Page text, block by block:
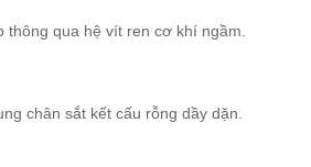
thông qua hệ vít ren cơ khí ngầm.
chân sắt kết cấu rỗng dầy dặn.